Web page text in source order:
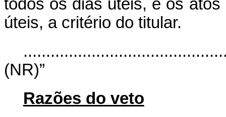
todos os dias úteis, e os
úteis, a critério do titular.
(NR)”
Razões do veto